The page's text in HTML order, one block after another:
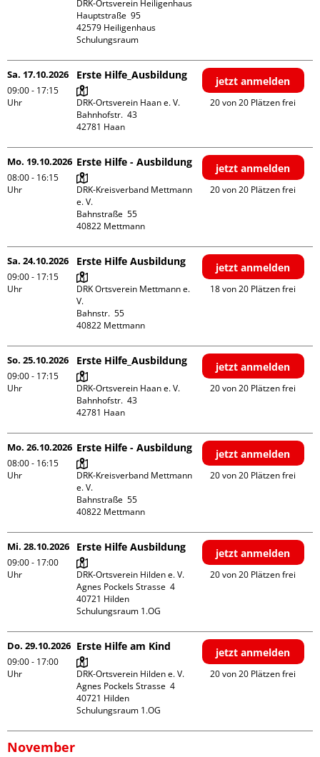
DRK-Ortsverein Heiligenhaus
Hauptstraße  95
42579 Heiligenhaus
Schulungsraum
Sa. 17.10.2026
09:00 - 17:15
Uhr
Erste Hilfe_Ausbildung
DRK-Ortsverein Haan e. V.
Bahnhofstr.  43
jetzt anmelden
20 von 20 Plätzen frei
Mo. 19.10.2026
08:00 - 16:15
Uhr
Erste Hilfe - Ausbildung
DRK-Kreisverband Mettmann
e. V.
Bahnstraße  55
jetzt anmelden
20 von 20 Plätzen frei
Sa. 24.10.2026
09:00 - 17:15
Uhr
Erste Hilfe Ausbildung
DRK Ortsverein Mettmann e.
V.
Bahnstr.  55
jetzt anmelden
18 von 20 Plätzen frei
So. 25.10.2026
09:00 - 17:15
Uhr
Erste Hilfe_Ausbildung
DRK-Ortsverein Haan e. V.
Bahnhofstr.  43
jetzt anmelden
20 von 20 Plätzen frei
Mo. 26.10.2026
08:00 - 16:15
Uhr
Erste Hilfe - Ausbildung
DRK-Kreisverband Mettmann
e. V.
Bahnstraße  55
jetzt anmelden
20 von 20 Plätzen frei
Mi. 28.10.2026
09:00 - 17:00
Uhr
Erste Hilfe Ausbildung
DRK-Ortsverein Hilden e. V.
Agnes Pockels Strasse  4
40721 Hilden
Schulungsraum 1.OG
jetzt anmelden
20 von 20 Plätzen frei
Do. 29.10.2026
09:00 - 17:00
Uhr
Erste Hilfe am Kind
DRK-Ortsverein Hilden e. V.
Agnes Pockels Strasse  4
40721 Hilden
Schulungsraum 1.OG
jetzt anmelden
20 von 20 Plätzen frei
November